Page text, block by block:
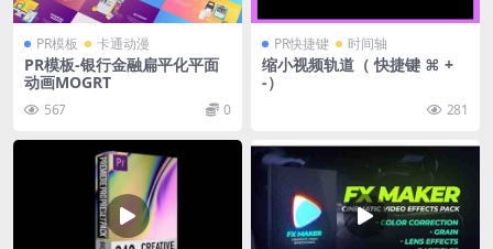
PR模板 卡通动漫
PR模板-银行金融扁平化平面
动画MOGRT
567 0
PR快捷键 时间轴
缩小视频轨道（ 快捷键 ⌘ +
-）
281